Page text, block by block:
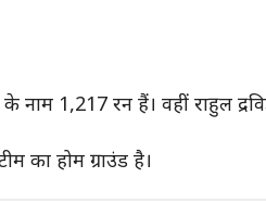
नाम 1,217 रन हैं। वहीं राहुल
का होम ग्राउंड है।